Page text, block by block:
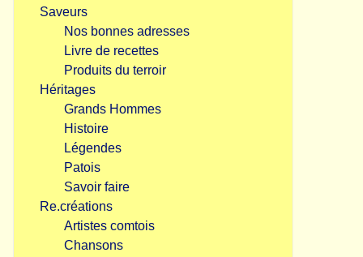
Saveurs
Nos bonnes adresses
Livre de recettes
Produits du terroir
Héritages
Grands Hommes
Histoire
Légendes
Patois
Savoir faire
Re.créations
Artistes comtois
Chansons